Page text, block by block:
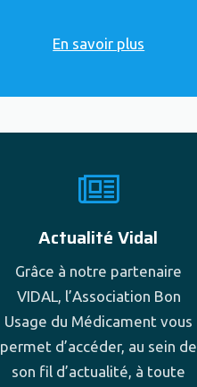
En savoir plus
Actualité Vidal
Grâce à notre partenaire
VIDAL, l’Association Bon
Usage du Médicament vous
permet d’accéder, au sein de
son fil d’actualité, à toute